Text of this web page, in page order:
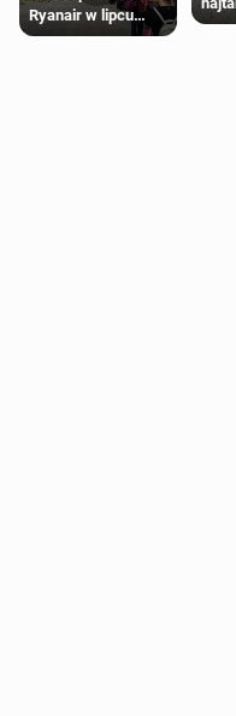
Ryanair w lipcu
pobiła rekord